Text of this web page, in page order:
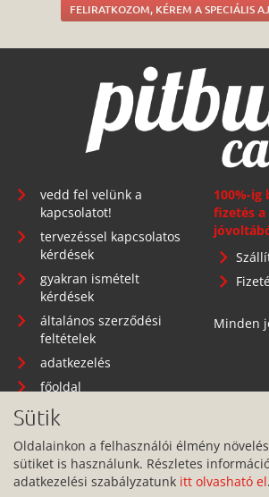
FELIRATKOZOM, KÉREM A SPECIÁLIS
vedd fel velünk a
kapcsolatot!
tervezéssel kapcsolatos
kérdések
gyakran ismételt
kérdések
általános szerződési
feltételek
adatkezelés
főoldal
100%-ig
fizetés a
Minden
Telephely: 1134 Budapest,
Sütik
Oldalainkon a felhasználói élmény
sütiket is használunk. Részletes
adatkezelési szabályzatunk itt olvasható el.